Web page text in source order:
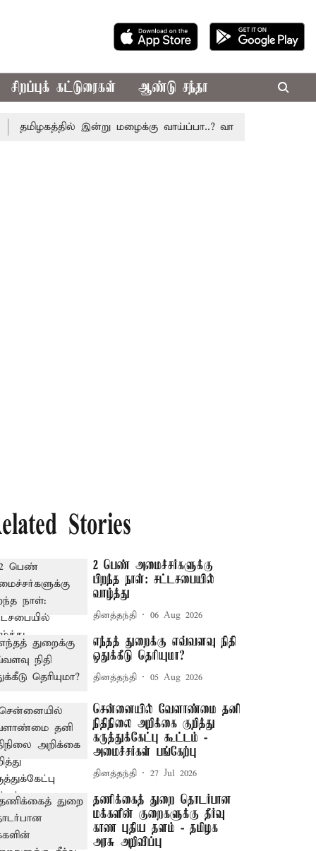
சிறப்புக் கட்டுரைகள் ஆண்டு சந்தா
இன்று மழைக்கு வாய்ப்பா..? வானிலை மையம்
Stories
2 பெண் அமைச்சர்களுக்கு
பிறந்த நாள்: சட்டசபையில்
வாழ்த்து
தினத்தந்தி 06 Aug 2026
எந்தத் துறைக்கு எவ்வளவு நிதி
ஒதுக்கீடு தெரியுமா?
தினத்தந்தி 05 Aug 2026
சென்னையில் வேளாண்மை தனி
நிதிநிலை அறிக்கை குறித்து
கருத்துக்கேட்பு கூட்டம் -
அமைச்சர்கள் பங்கேற்பு
தினத்தந்தி 27 Jul 2026
தணிக்கைத் துறை தொடர்பான
மக்களின் குறைகளுக்கு தீர்வு
காண புதிய தளம் - தமிழக
அரசு அறிவிப்பு